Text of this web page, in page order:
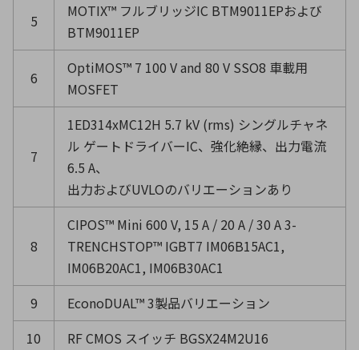
5
MOTIX™ フルブリッジIC BTM9011EPおよび
BTM9011EP
6
OptiMOS™ 7 100 V and 80 V SSO8 車載用
MOSFET
7
1ED314xMC12H 5.7 kV (rms) シングルチャネ
ル ゲートドライバーIC、強化絶縁、出力電流
6.5 A、
出力およびUVLOのバリエーションあり
8
CIPOS™ Mini 600 V, 15 A / 20 A / 30 A 3-
TRENCHSTOP™ IGBT7 IM06B15AC1,
IM06B20AC1, IM06B30AC1
9
EconoDUAL™ 3製品バリエーション
10
RF CMOS スイッチ BGSX24M2U16